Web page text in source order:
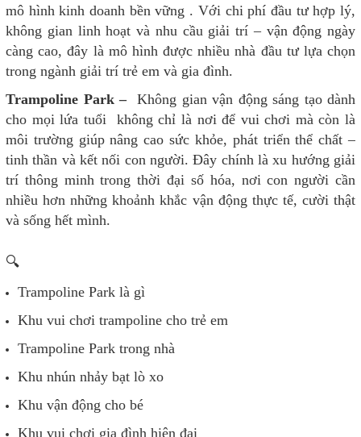
mô hình kinh doanh bền vững . Với chi phí đầu tư hợp lý,
không gian linh hoạt và nhu cầu giải trí – vận động ngày
càng cao, đây là mô hình được nhiều nhà đầu tư lựa chọn
trong ngành giải trí trẻ em và gia đình.
Trampoline Park – Không gian vận động sáng tạo dành
cho mọi lứa tuổi không chỉ là nơi để vui chơi mà còn là
môi trường giúp nâng cao sức khỏe, phát triển thể chất –
tinh thần và kết nối con người. Đây chính là xu hướng giải
trí thông minh trong thời đại số hóa, nơi con người cần
nhiều hơn những khoảnh khắc vận động thực tế, cười thật
và sống hết mình.
🔍
Trampoline Park là gì
Khu vui chơi trampoline cho trẻ em
Trampoline Park trong nhà
Khu nhún nhảy bạt lò xo
Khu vận động cho bé
Khu vui chơi gia đình hiện đại